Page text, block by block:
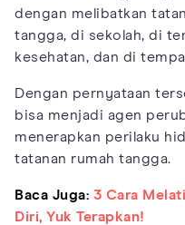
dengan melibatkan
tangga, di sekolah, di
kesehatan, dan di
Dengan pernyataan
bisa menjadi agen
menerapkan perilaku
tatanan rumah tangga.
Baca Juga: 3 Cara
Diri, Yuk Terapkan!